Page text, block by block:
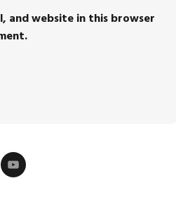
and website in this browser